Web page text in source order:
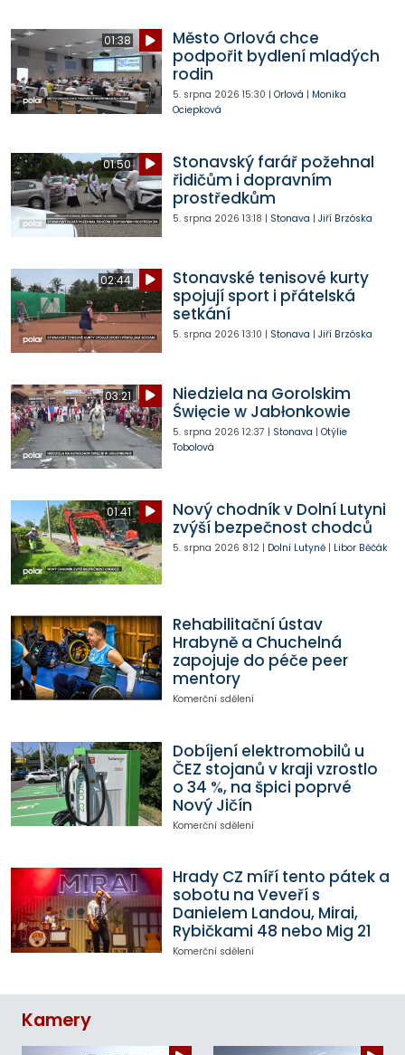
01:38
Město Orlová chce
podpořit bydlení mladých
rodin
5. srpna 2026 15:30 | Orlová | Monika
Ociepková
01:50
Stonavský farář požehnal
řidičům i dopravním
prostředkům
5. srpna 2026 13:18 | Stonava | Jiří Brzóska
02:44
Stonavské tenisové kurty
spojují sport i přátelská
setkání
5. srpna 2026 13:10 | Stonava | Jiří Brzóska
03:21
Niedziela na Gorolskim
Święcie w Jabłonkowie
5. srpna 2026 12:37 | Stonava | Otýlie
Tobolová
01:41
Nový chodník v Dolní Lutyni
zvýší bezpečnost chodců
5. srpna 2026 8:12| Dolní Lutyně| Libor Běčák
Rehabilitační ústav
Hrabyně a Chuchelná
zapojuje do péče peer
mentory
Komerční sdělení
Dobíjení elektromobilů u
ČEZ stojanů v kraji vzrostlo
o 34 %, na špici poprvé
Nový Jičín
Komerční sdělení
Hrady CZ míří tento pátek a
sobotu na Veveří s
Danielem Landou, Mirai,
Rybičkami 48 nebo Mig 21
Komerční sdělení
Kamery